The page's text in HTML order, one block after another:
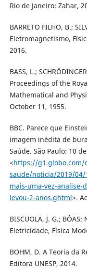
Rio de Janeiro: Zahar,
BARRETO FILHO, B.;
Eletromagnetismo,
2016.
BASS, L.;
Proceedings of the
Mathematical and
October 11, 1955.
BBC. Parece que
imagem inédita de
Saúde. São Paulo: 10
<https://g1.globo.com/
saude/noticia/2019/
mais-uma-vez-
levou-2-anos.ghtml>.
BISCUOLA, J. G.;
Eletricidade, Física
BOHM, D. A Teoria da
Editora UNESP, 2014.